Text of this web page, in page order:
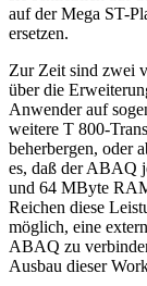
auf der Mega ST-
ersetzen.
Zur Zeit sind zwei
über die
Anwender auf
weitere T 800-
beherbergen, oder
es, daß der ABAQ
und 64 MByte
Reichen diese
möglich, eine
ABAQ zu
Ausbau dieser